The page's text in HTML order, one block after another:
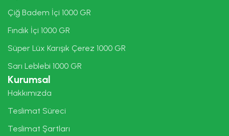
Çiğ Badem İçi 1000 GR
Fındık İçi 1000 GR
Süper Lüx Karışık Çerez 1000 GR
Sarı Leblebi 1000 GR
Kurumsal
Hakkımızda
Teslimat Süreci
Teslimat Şartları